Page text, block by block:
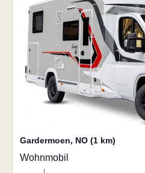
Gardermoen, NO (1 km)
Wohnmobil